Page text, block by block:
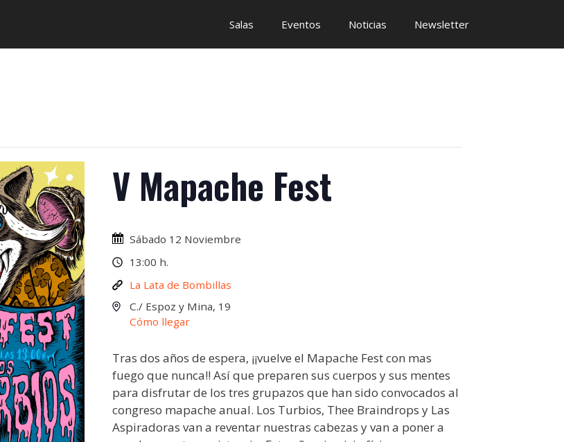
Salas Eventos Noticias Newsletter
V Mapache Fest
Sábado 12 Noviembre
13:00 h.
La Lata de Bombillas
C./ Espoz y Mina, 19
Cómo llegar
Tras dos años de espera, ¡¡vuelve el Mapache Fest con mas
fuego que nunca!! Así que preparen sus cuerpos y sus mentes
para disfrutar de los tres grupazos que han sido convocados al
congreso mapache anual. Los Turbios, Thee Braindrops y Las
Aspiradoras van a reventar nuestras cabezas y van a poner a